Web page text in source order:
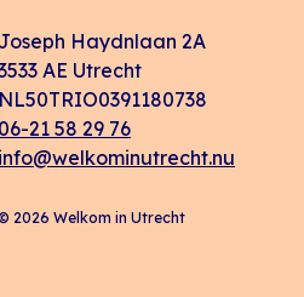
Joseph Haydnlaan 2A
AE Utrecht
NL50TRIO0391180738
06-21 58 29 76
info@welkominutrecht.nu
2026 Welkom in Utrecht